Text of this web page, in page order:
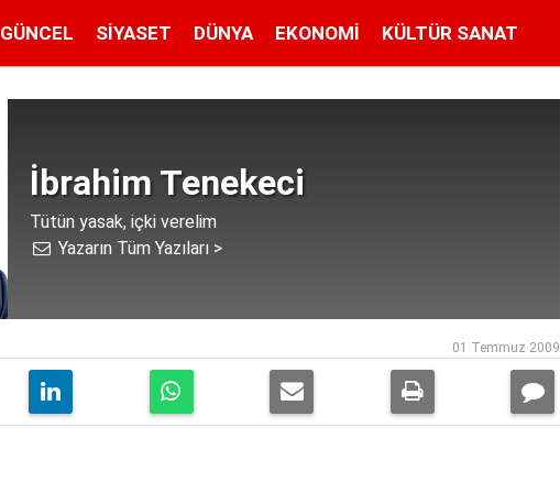
GÜNCEL SIYASET DÜNYA EKONOMI KÜLTÜR SANAT
İbrahim Tenekeci
Tütün yasak, içki verelim
Yazarın Tüm Yazıları >
01 Temmuz 2009